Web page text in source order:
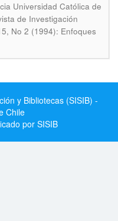
Universidad Católica de
de Investigación
No 2 (1994): Enfoques
y Bibliotecas (SISIB) -
Chile
por SISIB